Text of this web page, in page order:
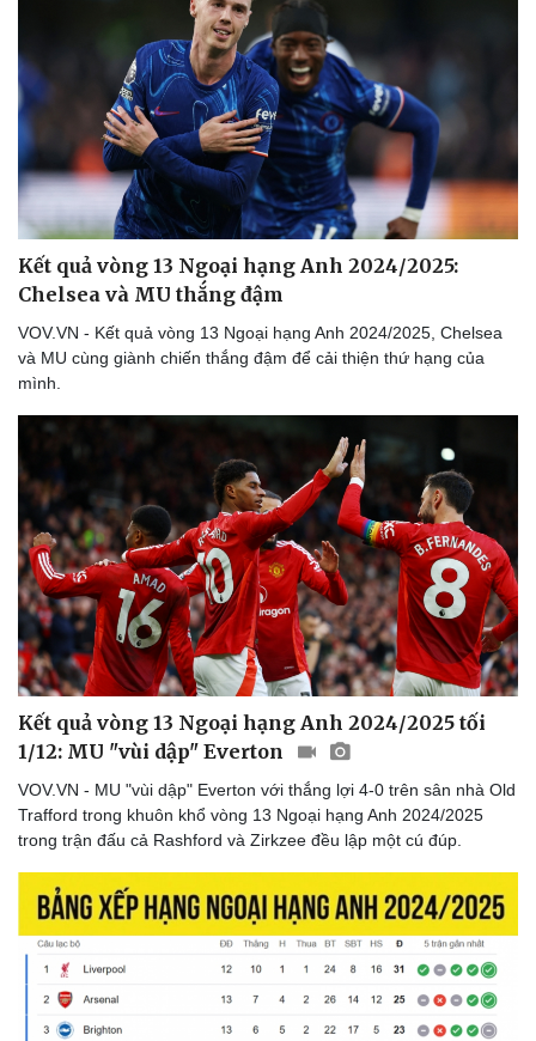
Lịch thi đấu bóng đá
Thế giới thể thao
Hậu trường
Ô tô - Xe máy
Ô tô
Xe máy
Tư vấn
Kết quả vòng 13 Ngoại hạng Anh 2024/2025:
Chelsea và MU thắng đậm
VOV.VN - Kết quả vòng 13 Ngoại hạng Anh 2024/2025, Chelsea
và MU cùng giành chiến thắng đậm để cải thiện thứ hạng của
mình.
Kết quả vòng 13 Ngoại hạng Anh 2024/2025 tối
1/12: MU "vùi dập" Everton
VOV.VN - MU "vùi dập" Everton với thắng lợi 4-0 trên sân nhà Old
Trafford trong khuôn khổ vòng 13 Ngoại hạng Anh 2024/2025
trong trận đấu cả Rashford và Zirkzee đều lập một cú đúp.